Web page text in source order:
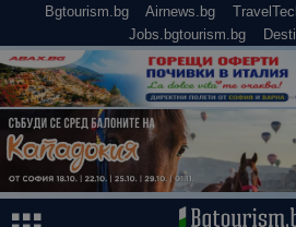
Bgtourism.bg Airnews.bg
Jobs.bgtourism.bg